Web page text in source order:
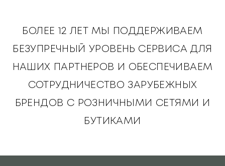
БОЛЕЕ 12 ЛЕТ МЫ ПОДДЕРЖИВАЕМ
БЕЗУПРЕЧНЫЙ УРОВЕНЬ СЕРВИСА ДЛЯ
НАШИХ ПАРТНЕРОВ И ОБЕСПЕЧИВАЕМ
СОТРУДНИЧЕСТВО ЗАРУБЕЖНЫХ
БРЕНДОВ С РОЗНИЧНЫМИ СЕТЯМИ И
БУТИКАМИ